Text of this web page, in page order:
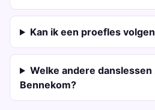
Kan ik een proefles
Welke andere danslessen
Bennekom?